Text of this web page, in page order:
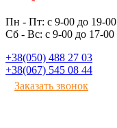
Пн - Пт: с 9-00 до 19-00
Сб - Вс: с 9-00 до 17-00
+38(050) 488 27 03
+38(067) 545 08 44
Заказать звонок